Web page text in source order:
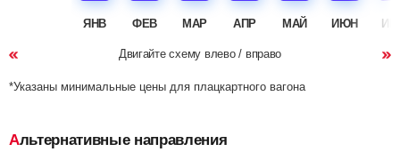
ЯНВ ФЕВ МАР АПР МАЙ ИЮН
Двигайте схему влево / вправо
*Указаны минимальные цены для плацкартного вагона
Альтернативные направления